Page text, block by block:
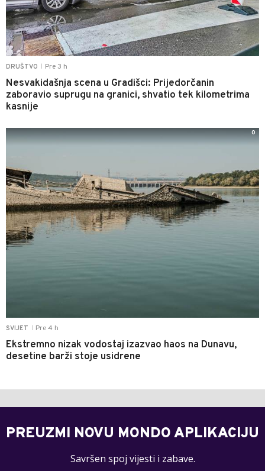
DRUŠTVO Pre 3 h
Nesvakidašnja scena u Gradišci: Prijedorčanin
zaboravio suprugu na granici, shvatio tek kilometrima
kasnije
SVIJET Pre 4 h
Ekstremno nizak vodostaj izazvao haos na Dunavu,
desetine barži stoje usidrene
0
PREUZMI NOVU MONDO APLIKACIJU
Savršen spoj vijesti i zabave.